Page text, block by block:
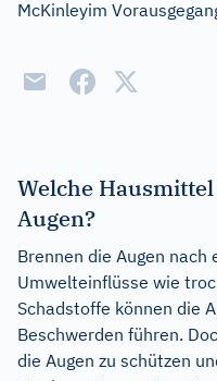
McKinleyim
Welche
Augen?
Brennen die Augen
Umwelteinflüsse wie
Schadstoffe können die
Beschwerden führen.
die Augen zu schützen